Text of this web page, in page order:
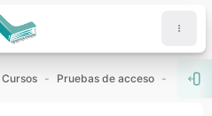
Cursos Pruebas de acceso PAU -